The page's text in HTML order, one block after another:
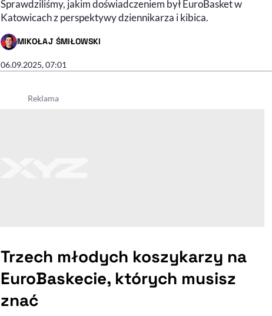
Sprawdziliśmy, jakim doświadczeniem był EuroBasket w
Katowicach z perspektywy dziennikarza i kibica.
MIKOŁAJ ŚMIŁOWSKI
- AUTOR ARTYKUŁU - PROFIL
06.09.2025, 07:01
Trzech młodych koszykarzy na
EuroBaskecie, których musisz
znać